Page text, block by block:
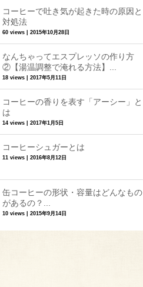
コーヒーで吐き気が起きた時の原因と
対処法
60 views 2015年10月28日
なんちゃってエスプレッソの作り方
②【湯温調整で淹れる方法】...
18 views 2017年5月11日
コーヒーの香りを表す「アーシー」と
は
14 views 2017年1月5日
コーヒーシュガーとは
11 views 2016年8月12日
缶コーヒーの形状・容量はどんなもの
があるの？...
10 views 2015年9月14日